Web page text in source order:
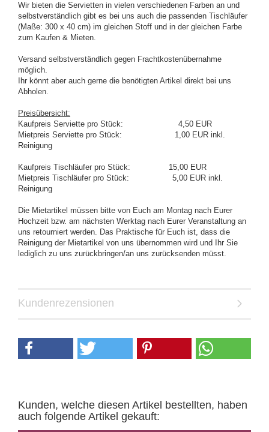
Wir bieten die Servietten in vielen verschiedenen Farben an und
selbstverständlich gibt es bei uns auch die passenden Tischläufer
(Maße: 300 x 40 cm) im gleichen Stoff und in der gleichen Farbe
zum Kaufen & Mieten.
Versand selbstverständlich gegen Frachtkostenübernahme
möglich.
Ihr könnt aber auch gerne die benötigten Artikel direkt bei uns
Abholen.
Preisübersicht:
Kaufpreis Serviette pro Stück: 4,50 EUR
Mietpreis Serviette pro Stück: 1,00 EUR inkl.
Reinigung
Kaufpreis Tischläufer pro Stück: 15,00 EUR
Mietpreis Tischläufer pro Stück: 5,00 EUR inkl.
Reinigung
Die Mietartikel müssen bitte von Euch am Montag nach Eurer
Hochzeit bzw. am nächsten Werktag nach Eurer Veranstaltung an
uns retourniert werden. Das Praktische für Euch ist, dass die
Reinigung der Mietartikel von uns übernommen wird und Ihr Sie
lediglich zu uns zurückbringen/an uns zurücksenden müsst.
Kundenrezensionen
Kunden, welche diesen Artikel bestellten, haben
auch folgende Artikel gekauft: